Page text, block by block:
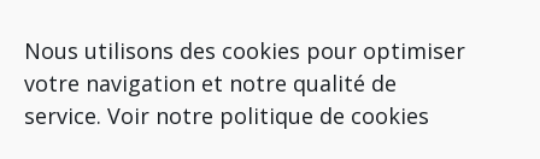
Nous utilisons des cookies pour optimiser
votre navigation et notre qualité de
service. Voir notre politique de cookies
Syndrome de Bartter(8) Syndrome d’Alport(37)